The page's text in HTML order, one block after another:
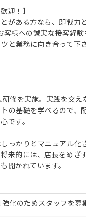
迎！】
がある方なら、即戦力
様への誠実な接客経
と業務に向き合って
修を実施。実践を交
の基礎を学べるので
です。
っかりとマニュアル化
来的には、店長をめ
開かれています。
化のためスタッフを募